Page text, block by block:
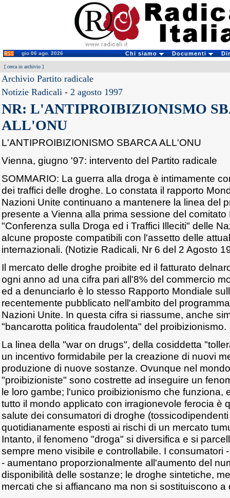
gio 06 ago. 2026 Chi siamo Documenti
[ cerca in archivio ]
Archivio Partito radicale
Notizie Radicali - 2 agosto 1997
NR: L'ANTIPROIBIZIONISMO
ALL'ONU
L'ANTIPROIBIZIONISMO SBARCA ALL'ONU
Vienna, giugno '97: intervento del Partito radicale
SOMMARIO: La guerra alla droga è intimamente
dei traffici delle droghe. Lo constata il rapporto
Nazioni Unite continuano a mantenere la linea del
presente a Vienna alla prima sessione del comitato
"Conferenza sulla Droga ed i Traffici Illeciti" delle
alcune proposte compatibili con l'assetto delle
internazionali. (Notizie Radicali, Nr 6 del 2 Agosto
Il mercato delle droghe proibite ed il fatturato
ogni anno ad una cifra pari all'8% del commercio
ed a denunciarlo è lo stesso Rapporto Mondiale
recentemente pubblicato nell'ambito del
Nazioni Unite. In questa cifra si riassume, anche
"bancarotta politica fraudolenta" del proibizionismo.
La linea della "war on drugs", della cosiddetta
un incentivo formidabile per la creazione di nuovi
produzione di nuove sostanze. Ovunque nel
"proibizioniste" sono costrette ad inseguire un
le loro gambe; l'unico proibizionismo che funziona,
tutto il mondo applicato con irragionevole ferocia è
salute dei consumatori di droghe
quotidianamente esposti ai rischi di un mercato
Intanto, il fenomeno "droga" si diversifica e si
sempre meno visibile e controllabile. I consumatori
- aumentano proporzionalmente all'aumento del
disponibilità delle sostanze; le droghe sintetiche,
mercati che si affiancano ma non si sostituiscono a